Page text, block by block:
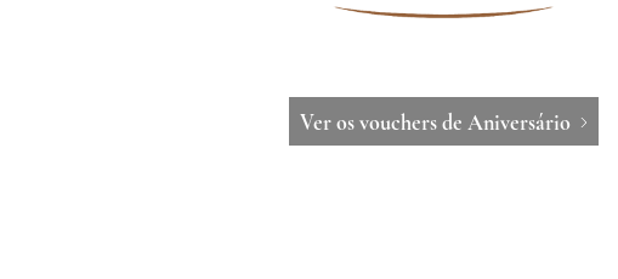
Ver os vouchers de Aniversário